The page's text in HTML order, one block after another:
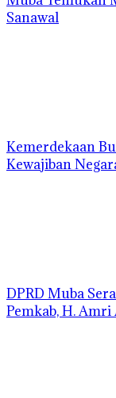
Sanawal
Kemerdekaan
Kewajiban
DPRD Muba
Pemkab, H.